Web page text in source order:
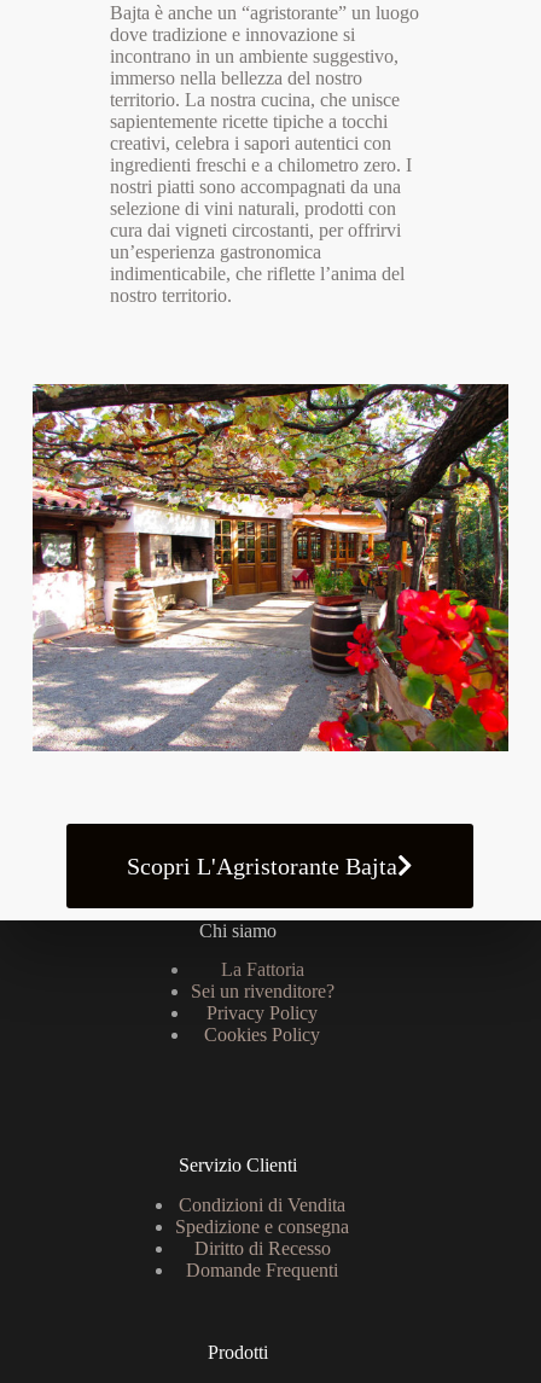
Bajta è anche un “agristorante” un luogo
dove tradizione e innovazione si
incontrano in un ambiente suggestivo,
immerso nella bellezza del nostro
territorio. La nostra cucina, che unisce
sapientemente ricette tipiche a tocchi
creativi, celebra i sapori autentici con
ingredienti freschi e a chilometro zero. I
nostri piatti sono accompagnati da una
selezione di vini naturali, prodotti con
cura dai vigneti circostanti, per offrirvi
un’esperienza gastronomica
indimenticabile, che riflette l’anima del
nostro territorio.
Scopri L'Agristorante Bajta
Chi siamo
La Fattoria
Sei un rivenditore?
Privacy Policy
Cookies Policy
Servizio Clienti
Condizioni di Vendita
Spedizione e consegna
Diritto di Recesso
Domande Frequenti
Prodotti